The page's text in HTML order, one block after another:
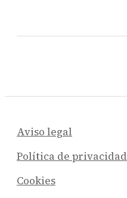
Aviso legal
Política de privacidad
Cookies